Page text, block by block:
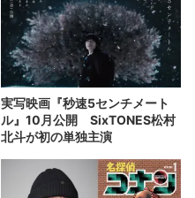
実写映画『秒速5センチメート
ル』10月公開 SixTONES松村
北斗が初の単独主演